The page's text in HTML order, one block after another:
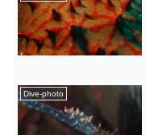
Dive-photo